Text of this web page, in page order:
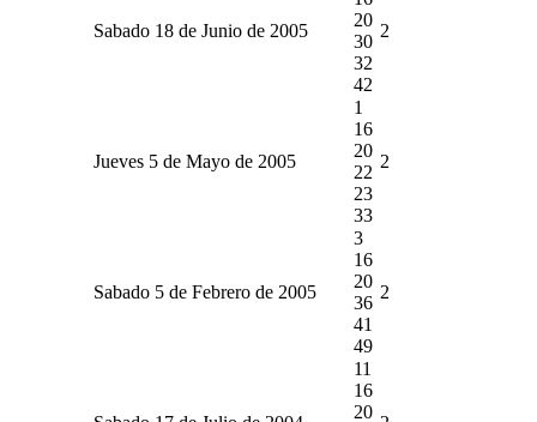
Sabado 18 de Junio de 2005
20
30
32
42
2
Jueves 5 de Mayo de 2005
1
16
20
22
23
33
2
Sabado 5 de Febrero de 2005
3
16
20
36
41
49
2
11
16
20